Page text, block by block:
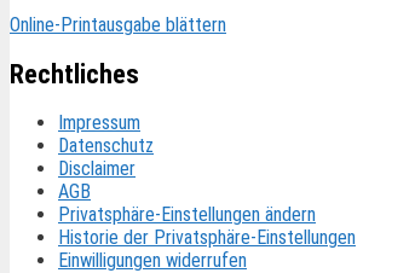
Online-Printausgabe blättern
Rechtliches
Impressum
Datenschutz
Disclaimer
AGB
Privatsphäre-Einstellungen ändern
Historie der Privatsphäre-Einstellungen
Einwilligungen widerrufen